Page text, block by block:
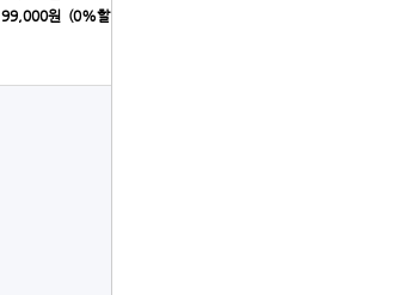
99,000원 (0%할인)